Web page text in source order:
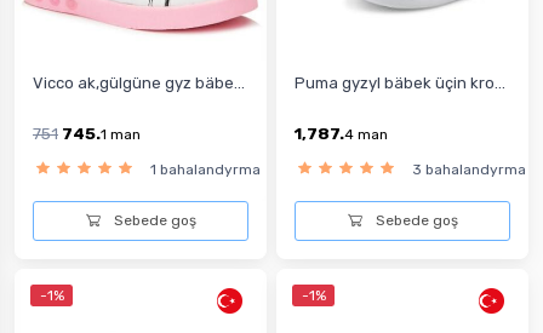
Vicco ak,gülgüne gyz bäbe...
751 745.1 man
1 bahalandyrma
Sebede goş
Puma gyzyl bäbek üçin kro...
1,787.4 man
3 bahalandyrma
Sebede goş
-1% -1%